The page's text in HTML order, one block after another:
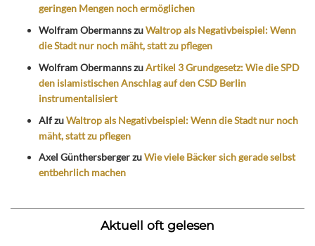
geringen Mengen noch ermöglichen
Wolfram ObermannszuWaltrop als Negativbeispiel: Wenn
die Stadt nur noch mäht, statt zu pflegen
Wolfram ObermannszuArtikel 3 Grundgesetz: Wie die SPD
den islamistischen Anschlag auf den CSD Berlin
instrumentalisiert
AlfzuWaltrop als Negativbeispiel: Wenn die Stadt nur noch
mäht, statt zu pflegen
Axel GünthersbergerzuWie viele Bäcker sich gerade selbst
entbehrlich machen
Aktuell oft gelesen